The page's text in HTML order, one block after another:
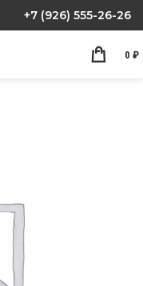
+7 (926) 555-26-26
0 ₽